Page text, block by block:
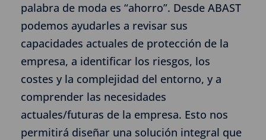
palabra de moda es “ahorro”. Desde ABAST
podemos ayudarles a revisar sus
capacidades actuales de protección de la
empresa, a identificar los riesgos, los
costes y la complejidad del entorno, y a
comprender las necesidades
actuales/futuras de la empresa. Esto nos
permitirá diseñar una solución integral que